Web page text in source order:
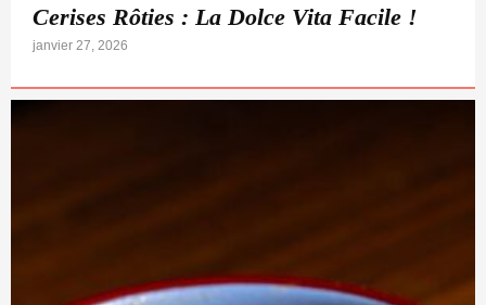
Cerises Rôties : La Dolce Vita Facile !
janvier 27, 2026